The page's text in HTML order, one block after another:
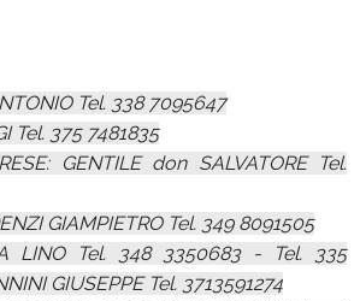
Tel. 338 7095647
Tel. 375 7481835
GENTILE don SALVATORE Tel.
GIAMPIETRO Tel. 349 8091505
LINO Tel. 348 3350683 - Tel. 335
GIUSEPPE Tel. 3713591274